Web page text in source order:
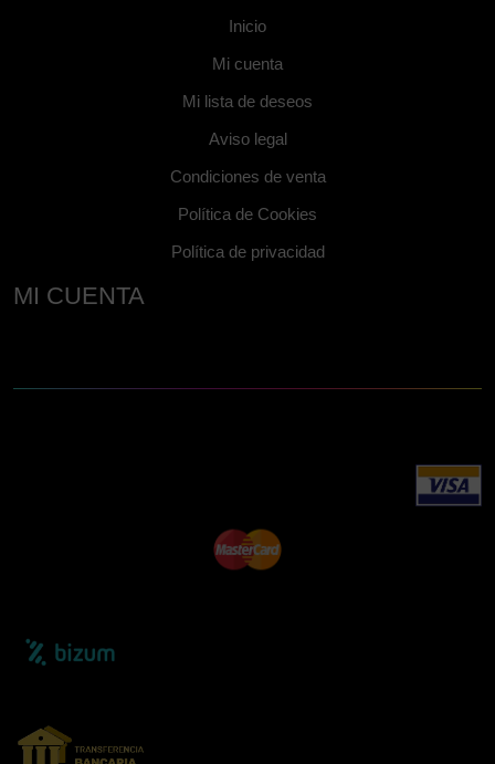
Inicio
Mi cuenta
Mi lista de deseos
Aviso legal
Condiciones de venta
Política de Cookies
Política de privacidad
MI CUENTA